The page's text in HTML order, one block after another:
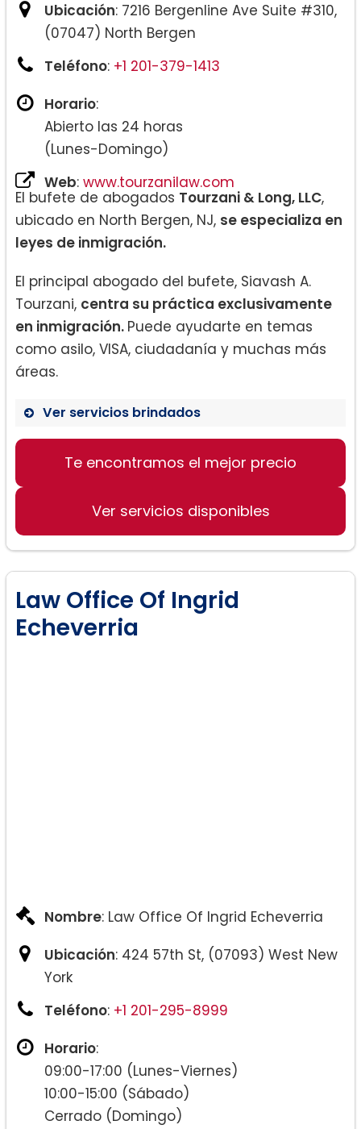
Ubicación: 7216 Bergenline Ave Suite #310,
(07047) North Bergen
Teléfono: +1 201-379-1413
Horario:
Abierto las 24 horas
(Lunes-Domingo)
Web: www.tourzanilaw.com
El bufete de abogados Tourzani & Long, LLC,
ubicado en North Bergen, NJ, se especializa en
leyes de inmigración.
El principal abogado del bufete, Siavash A.
Tourzani, centra su práctica exclusivamente
en inmigración. Puede ayudarte en temas
como asilo, VISA, ciudadanía y muchas más
áreas.
Ver servicios brindados
Inmigración
– Retención de expulsión
– Convención contra la tortura
– Cancelación de expulsión para ciertos
residentes no permanentes (42B)
– NÁCARA
– Suspensión de la expulsión
– Solicitudes de libertad condicional
– Libertad condicional militar/Libertad
condicional vigente (PIP)
– Naturalización
– Estatus de Protección Temporal (TPS)
– Acción Diferida para los Llegados en la
Te encontramos el mejor precio
Ver servicios disponibles
Law Office Of Ingrid
Echeverria
Nombre: Law Office Of Ingrid Echeverria
Ubicación: 424 57th St, (07093) West New
York
Teléfono: +1 201-295-8999
Horario:
09:00-17:00 (Lunes-Viernes)
10:00-15:00 (Sábado)
Cerrado (Domingo)